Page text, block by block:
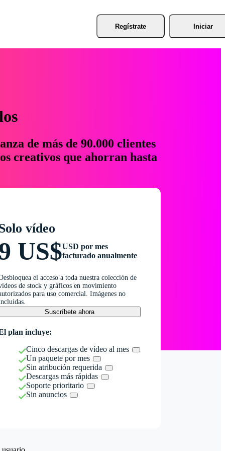
Regístrate Iniciar
de más de 90.000 clientes
creativos que ahorran hasta
vídeo
US$USD por mes
facturado anualmente
el acceso a toda nuestra colección de
de stock y gráficos en movimiento
para uso comercial. Imágenes no
Suscríbete ahora
plan incluye:
Cinco descargas de vídeo al mes
Un paquete por mes
Sin atribución requerida
Descargas más rápidas
Soporte prioritario
Sin anuncios